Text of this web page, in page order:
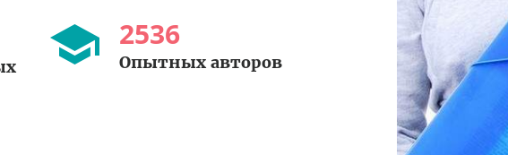
2536
Опытных авторов